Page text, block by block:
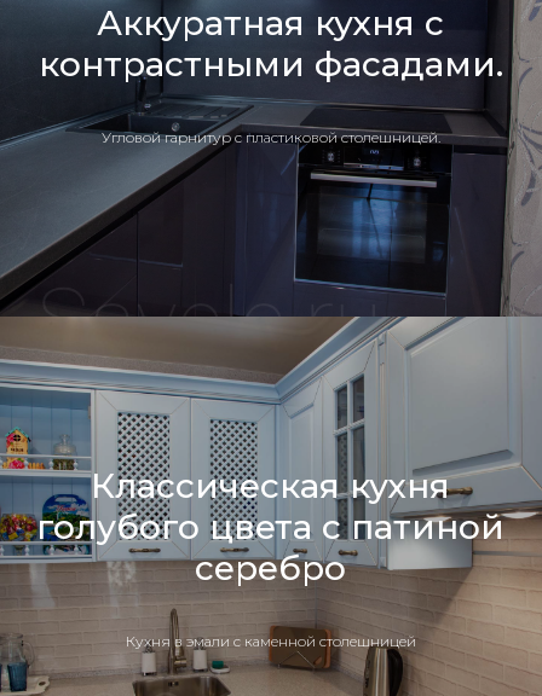
Аккуратная кухня с
контрастными фасадами.
Угловой гарнитур с пластиковой столешницей.
Классическая кухня
голубого цвета с патиной
серебро
Кухня в эмали с каменной столешницей